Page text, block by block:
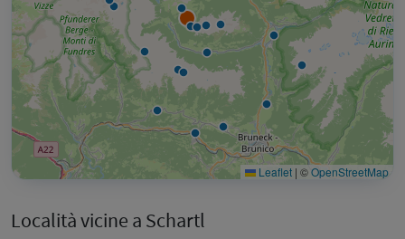
Leaflet | ©OpenStreetMap
Località vicine a Schartl